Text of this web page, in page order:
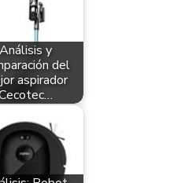
Análisis y
del
aspirador